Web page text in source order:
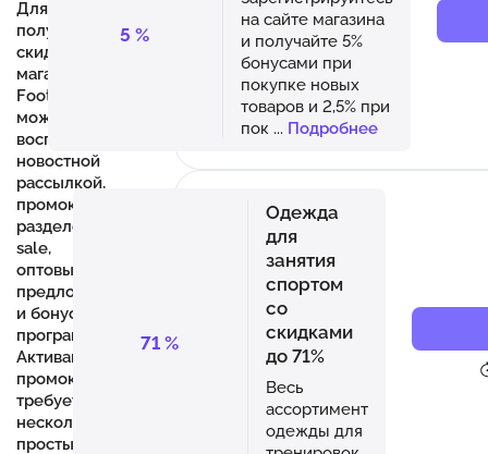
Для
получения
скидок в
магазине
Footballstore.ru
можно
воспользоваться
новостной
рассылкой,
промокодами,
разделом
sale,
оптовыми
предложениями
и бонусной
программой.
Активация
промокода
требует
нескольких
простых
5 %
на сайте магазина
и получайте 5%
бонусами при
покупке новых
товаров и 2,5% при
пок ... Подробнее
71 %
Одежда
для
занятия
спортом
со
скидками
до 71%
Весь
ассортимент
одежды для